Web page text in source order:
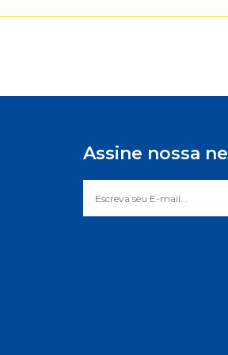
Assine nossa